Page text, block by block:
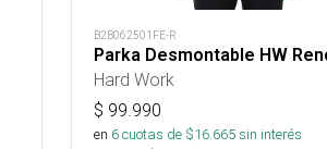
B2B062501FE-R
Parka Desmontable HW
Hard Work
$ 99.990
en 6cuotas de $16.665sin interés